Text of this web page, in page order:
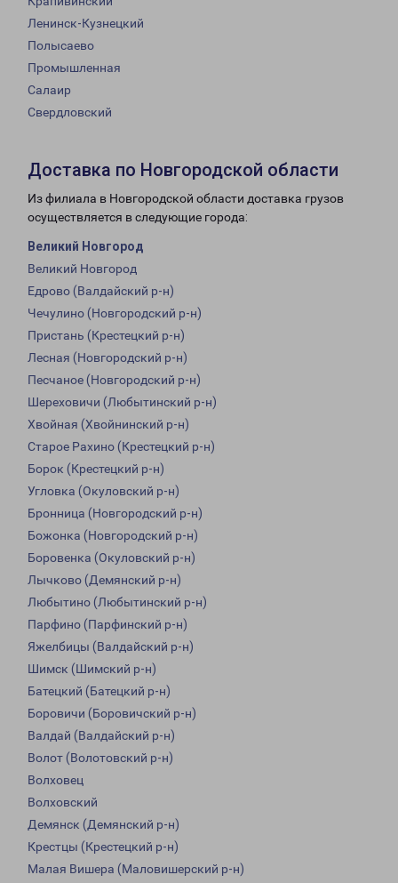
Ленинск-Кузнецкий
Полысаево
Промышленная
Салаир
Свердловский
Доставка по Новгородской области
Из филиала в Новгородской области доставка грузов
осуществляется в следующие города:
Великий Новгород
Великий Новгород
Едрово (Валдайский р-н)
Чечулино (Новгородский р-н)
Пристань (Крестецкий р-н)
Лесная (Новгородский р-н)
Песчаное (Новгородский р-н)
Шереховичи (Любытинский р-н)
Хвойная (Хвойнинский р-н)
Старое Рахино (Крестецкий р-н)
Борок (Крестецкий р-н)
Угловка (Окуловский р-н)
Бронница (Новгородский р-н)
Божонка (Новгородский р-н)
Боровенка (Окуловский р-н)
Лычково (Демянский р-н)
Любытино (Любытинский р-н)
Парфино (Парфинский р-н)
Яжелбицы (Валдайский р-н)
Шимск (Шимский р-н)
Батецкий (Батецкий р-н)
Боровичи (Боровичский р-н)
Валдай (Валдайский р-н)
Волот (Волотовский р-н)
Волховец
Волховский
Демянск (Демянский р-н)
Крестцы (Крестецкий р-н)
Малая Вишера (Маловишерский р-н)